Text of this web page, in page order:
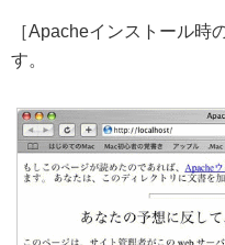
［Apacheインストール時
す。